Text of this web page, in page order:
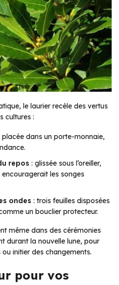
le laurier recèle des vertus
cultures :
placée dans un porte-monnaie,
repos : glissée sous l’oreiller,
encouragerait les songes
ondes : trois feuilles disposées
un bouclier protecteur.
même dans des cérémonies
durant la nouvelle lune, pour
initier des changements.
pour vos